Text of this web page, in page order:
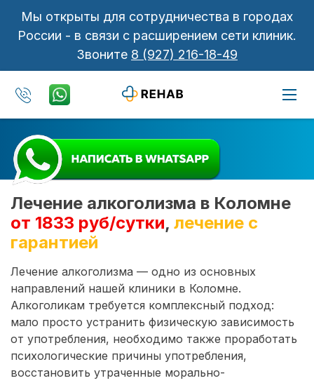
Мы открыты для сотрудничества в городах
России - в связи с расширением сети клиник.
Звоните 8 (927) 216-18-49
Лечение алкоголизма в Коломне
от 1833 руб/сутки, лечение с
гарантией
Лечение алкоголизма — одно из основных
направлений нашей клиники в Коломне.
Алкоголикам требуется комплексный подход:
мало просто устранить физическую зависимость
от употребления, необходимо также проработать
психологические причины употребления,
восстановить утраченные морально-